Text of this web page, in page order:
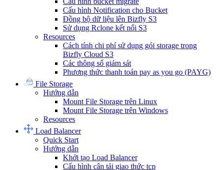
Cấu hình Notification cho Bucket
Đồng bộ dữ liệu lên Bizfly S3
Sử dụng Rclone kết nối S3
Resources
Cách tính chi phí sử dụng gói storage trong
Bizfly Cloud S3
Các thông số giám sát
Phương thức thanh toán pay as you go (PAYG)
File Storage
Hướng dẫn
Mount File Storage trên Linux
Mount File Storage trên Windows
Resources
Load Balancer
Quick Start
Hướng dẫn
Khởi tạo Load Balancer
Cấu hình cân tải giao thức tcp